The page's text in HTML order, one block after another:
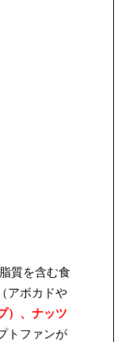
質を含む食
アボカドや
）、ナッツ
トファンが